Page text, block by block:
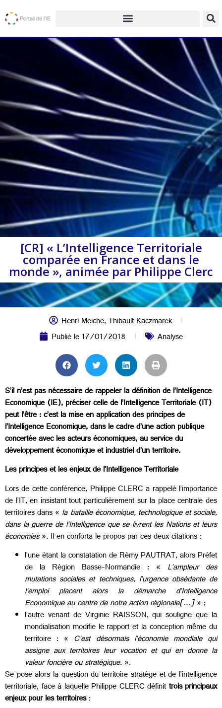
[CR] « L’Intelligence Territoriale
comparée en France et dans le
monde », animée par Philippe Clerc
Henri Meiche,Thibault Kaczmarek
Publié le17/01/2018 Analyse
S’il n’est pas nécessaire de rappeler la définition de l’Intelligence
Economique (IE), préciser celle de l’Intelligence Territoriale (IT)
peut l’être : c’est la mise en application des principes de
l’Intelligence Economique, dans le cadre d’une action publique
concertée avec les acteurs économiques, au service du
développement économique et industriel d’un territoire.
Les principes et les enjeux de l’Intelligence Territoriale
Lors de cette conférence, Philippe CLERC a rappelé l’importance
de l’IT, en insistant tout particulièrement sur la place centrale des
territoires dans « la bataille économique, technologique et sociale,
dans la guerre de l’Intelligence que se livrent les Nations et leurs
économies». Il en conforta le propos par ces deux citations :
l’une étant la constatation de Rémy PAUTRAT, alors Préfet
de la Région Basse-Normandie : « L’ampleur des
mutations sociales et techniques, l’urgence obsédante de
l’emploi placent alors la démarche d’Intelligence
Economique au centre de notre action régionale[…]» ;
l’autre venant de Virginie RAISSON, qui souligne que la
mondialisation modifie le rapport et la conception même du
territoire : « C’est désormais l’économie mondiale qui
assigne aux territoires leur vocation et qui en donne la
valeur foncière ou stratégique.».
Se pose alors la question du territoire stratège et de l’intelligence
territoriale, face à laquelle Philippe CLERC définittrois principaux
enjeux pour les territoires: